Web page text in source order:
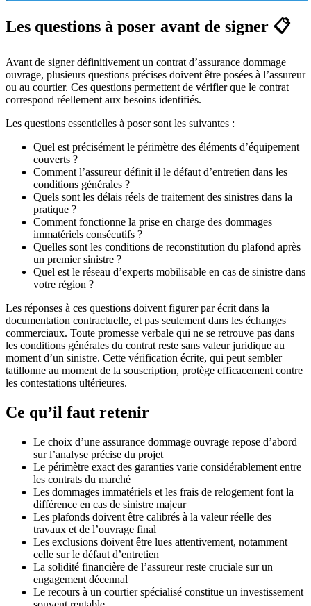
Les questions à poser avant de signer 📋
Avant de signer définitivement un contrat d’assurance dommage
ouvrage, plusieurs questions précises doivent être posées à l’assureur
ou au courtier. Ces questions permettent de vérifier que le contrat
correspond réellement aux besoins identifiés.
Les questions essentielles à poser sont les suivantes :
Quel est précisément le périmètre des éléments d’équipement
couverts ?
Comment l’assureur définit il le défaut d’entretien dans les
conditions générales ?
Quels sont les délais réels de traitement des sinistres dans la
pratique ?
Comment fonctionne la prise en charge des dommages
immatériels consécutifs ?
Quelles sont les conditions de reconstitution du plafond après
un premier sinistre ?
Quel est le réseau d’experts mobilisable en cas de sinistre dans
votre région ?
Les réponses à ces questions doivent figurer par écrit dans la
documentation contractuelle, et pas seulement dans les échanges
commerciaux. Toute promesse verbale qui ne se retrouve pas dans
les conditions générales du contrat reste sans valeur juridique au
moment d’un sinistre. Cette vérification écrite, qui peut sembler
tatillonne au moment de la souscription, protège efficacement contre
les contestations ultérieures.
Ce qu’il faut retenir
Le choix d’une assurance dommage ouvrage repose d’abord
sur l’analyse précise du projet
Le périmètre exact des garanties varie considérablement entre
les contrats du marché
Les dommages immatériels et les frais de relogement font la
différence en cas de sinistre majeur
Les plafonds doivent être calibrés à la valeur réelle des
travaux et de l’ouvrage final
Les exclusions doivent être lues attentivement, notamment
celle sur le défaut d’entretien
La solidité financière de l’assureur reste cruciale sur un
engagement décennal
Le recours à un courtier spécialisé constitue un investissement